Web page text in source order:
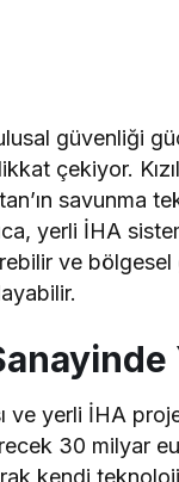
güvenliği
çekiyor.
savunma
yerli İHA
ve
ve yerli İHA
30 milyar
kendi